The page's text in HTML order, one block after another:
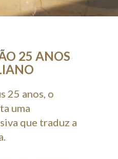
25 ANOS
25 anos, o
uma
que traduz a